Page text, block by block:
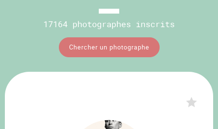
17164 photographes inscrits
Chercher un photographe